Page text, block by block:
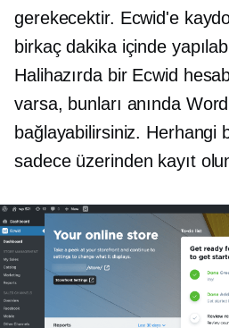
gerekecektir. Ecwid'e
birkaç dakika içinde
Halihazırda bir Ecwid
varsa, bunları anında
bağlayabilirsiniz. Herhangi
sadece üzerinden kayıt